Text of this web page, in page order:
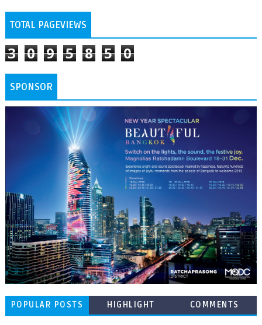
TOTAL PAGEVIEWS
3 0 9 5 8 5 0
SPONSOR
POPULAR POSTS HIGHLIGHT COMMENTS